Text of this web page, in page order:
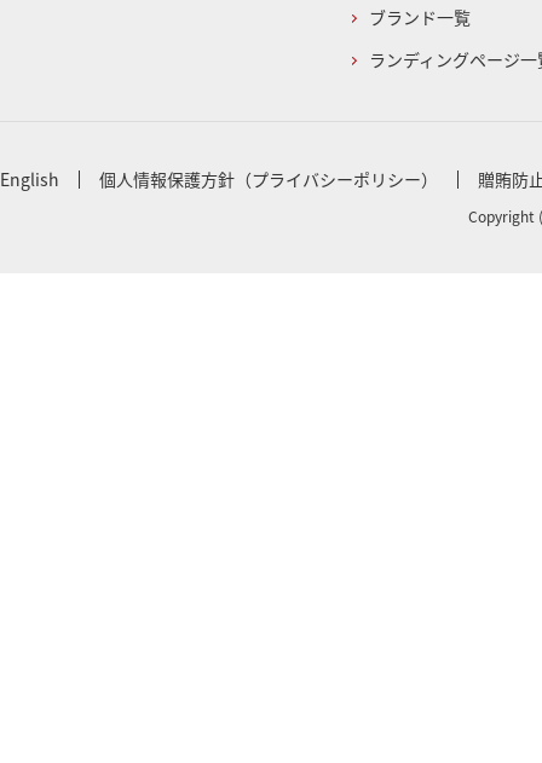
ブランド一覧
ランディングページ一
English 個人情報保護方針（プライバシーポリシー） 贈賄防
Copyright